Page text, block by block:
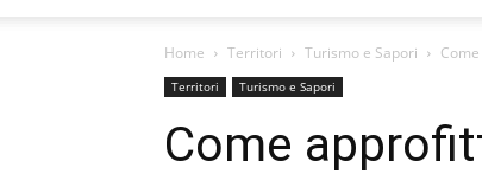
Home Territori Turismo e Sapori
Territori Turismo e Sapori
Come